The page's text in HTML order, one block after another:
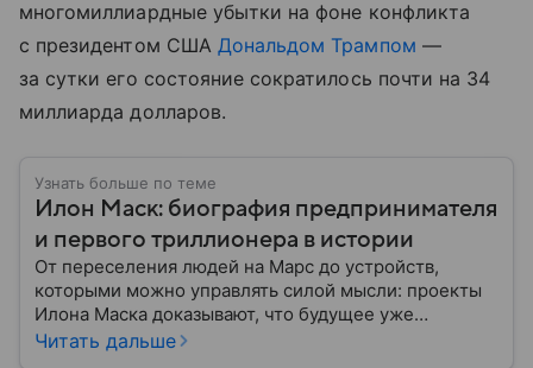
многомиллиардные убытки на фоне конфликта
с президентом США Дональдом Трампом —
за сутки его состояние сократилось почти на 34
миллиарда долларов.
Узнать больше по теме
Илон Маск: биография предпринимателя
и первого триллионера в истории
От переселения людей на Марс до устройств,
которыми можно управлять силой мысли: проекты
Илона Маска доказывают, что будущее уже
наступило. Собрали главное из биографии
Читать дальше